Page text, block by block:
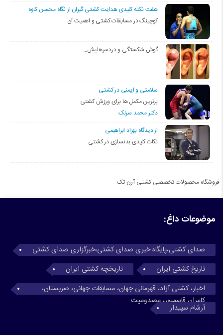
هفت نکته کلیدی هدایت کشتی گیران از نگاه محسن کاوه
کوچینگ در مسابقات کشتی و اهمیت آن
گوش شکستگی و دردسرهایش…
سلامتی و ایمنی در کشتی
برترین مکمل ها برای ورزش کشتی
دکتر محمد سرلک
از دیدگاه بهزاد ابراهیمی
نکات کلیدی بدنسازی در کشتی
فروشگاه محصولات تخصصی کشتی آرن تک
موضوعات داغ:
صدای کشتی،پایگاه خبری صدای کشتی،خبرگزاری صدای کشتی
تاریخ کشتی ایران
تاریخچه کشتی ایران
اخبار، کشتی آزاد، قهرمانی جهان، مسابقات جهانی، صربستان،
کامران قاسمپور، مصدومیت
آرشام سپیدار